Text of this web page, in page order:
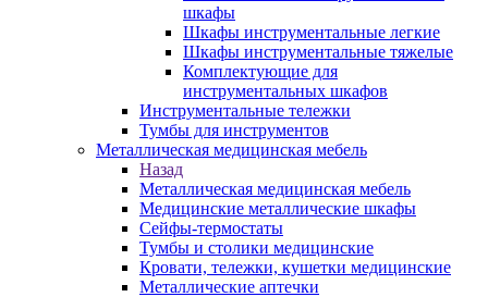
шкафы
Шкафы инструментальные легкие
Шкафы инструментальные тяжелые
Комплектующие для
инструментальных шкафов
Инструментальные тележки
Тумбы для инструментов
Металлическая медицинская мебель
Назад
Металлическая медицинская мебель
Медицинские металлические шкафы
Сейфы-термостаты
Тумбы и столики медицинские
Кровати, тележки, кушетки медицинские
Металлические аптечки